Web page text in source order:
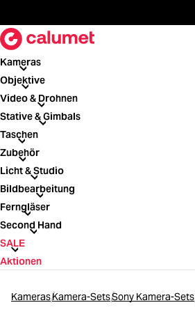
Kameras
Kameras
Objektive
Objektive
Video & Drohnen
Video & Drohnen
Stative & Gimbals
Stative & Gimbals
Taschen
Taschen
Zubehör
Zubehör
Licht & Studio
Licht & Studio
Bildbearbeitung
Bildbearbeitung
Ferngläser
Ferngläser
Second Hand
Second Hand
SALE
SALE
Aktionen
KamerasKamera-SetsSony Kamera-Sets